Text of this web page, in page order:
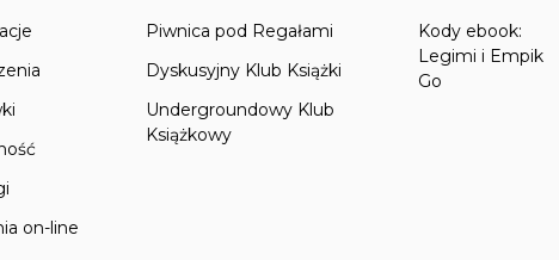
on-line
Piwnica pod Regałami
Dyskusyjny Klub Książki
Undergroundowy Klub
Książkowy
Kody ebook:
Legimi i Empik
Go